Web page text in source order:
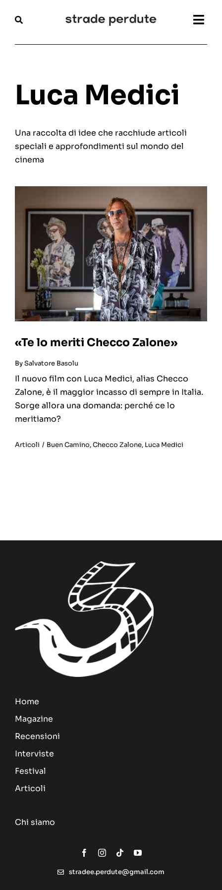
Magazine
Interviste
Chi siamo
Luca Medici
Una raccolta di idee che racchiude articoli
speciali e approfondimenti sul mondo del
cinema
«Te lo meriti Checco Zalone»
BySalvatore Basolu
Il nuovo film con Luca Medici, alias Checco
Zalone, è il maggior incasso di sempre in Italia.
Sorge allora una domanda: perché ce lo
meritiamo?
Articoli / Buen Camino,Checco Zalone, Luca Medici
Home
Magazine
Recensioni
Interviste
Festival
Articoli
Chi siamo
stradee.perdute@gmail.com